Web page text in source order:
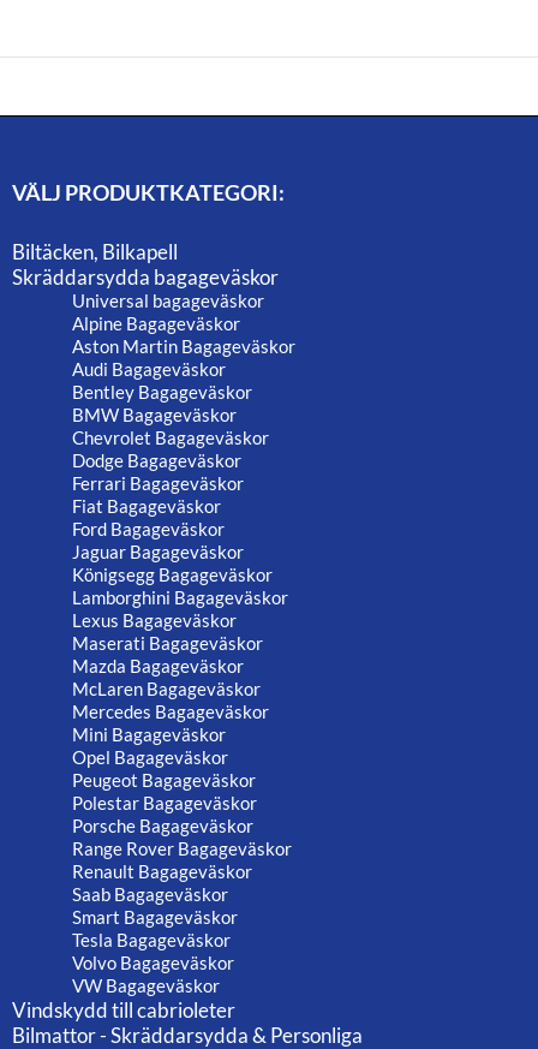
VÄLJ PRODUKTKATEGORI:
Biltäcken, Bilkapell
Skräddarsydda bagageväskor
Universal bagageväskor
Alpine Bagageväskor
Aston Martin Bagageväskor
Audi Bagageväskor
Bentley Bagageväskor
BMW Bagageväskor
Chevrolet Bagageväskor
Dodge Bagageväskor
Ferrari Bagageväskor
Fiat Bagageväskor
Ford Bagageväskor
Jaguar Bagageväskor
Königsegg Bagageväskor
Lamborghini Bagageväskor
Lexus Bagageväskor
Maserati Bagageväskor
Mazda Bagageväskor
McLaren Bagageväskor
Mercedes Bagageväskor
Mini Bagageväskor
Opel Bagageväskor
Peugeot Bagageväskor
Polestar Bagageväskor
Porsche Bagageväskor
Range Rover Bagageväskor
Renault Bagageväskor
Saab Bagageväskor
Smart Bagageväskor
Tesla Bagageväskor
Volvo Bagageväskor
VW Bagageväskor
Vindskydd till cabrioleter
Bilmattor - Skräddarsydda & Personliga